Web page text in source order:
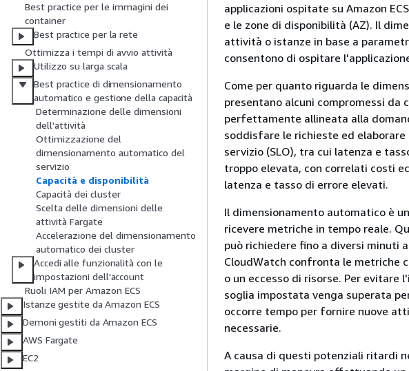
Best practice per le immagini dei
container
Best practice per la rete
Ottimizza i tempi di avvio attività
Utilizzo su larga scala
Best practice di dimensionamento
automatico e gestione della capacità
Determinazione delle dimensioni
dell'attività
Ottimizzazione del
dimensionamento automatico del
servizio
Capacità e disponibilità
Capacità dei cluster
Scelta delle dimensioni delle
attività Fargate
Accelerazione del dimensionamento
automatico dei cluster
Accedi alle funzionalità con le
impostazioni dell'account
Ruoli IAM per Amazon ECS
Istanze gestite da Amazon ECS
Demoni gestiti da Amazon ECS
AWS Fargate
EC2
applicazioni ospitate su Amazon
e le zone di disponibilità (AZ). Il
attività o istanze in base a
consentono di ospitare
Come per quanto riguarda le
presentano alcuni compromessi da
perfettamente allineata alla
soddisfare le richieste ed
servizio (SLO), tra cui latenza e
troppo elevata, con correlati costi
latenza e tasso di errore elevati.
Il dimensionamento automatico è
ricevere metriche in tempo reale.
può richiedere fino a diversi minuti
CloudWatch confronta le metriche
o un eccesso di risorse. Per
soglia impostata venga superata
occorre tempo per fornire nuove
necessarie.
A causa di questi potenziali ritardi